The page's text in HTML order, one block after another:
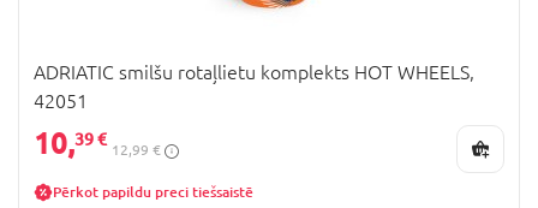
ADRIATIC smilšu rotaļlietu komplekts HOT WHEELS,
42051
10,39 €
12,99 €
Pērkot papildu preci tiešsaistē